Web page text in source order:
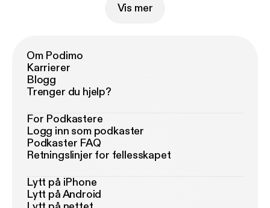
Vis mer
Om Podimo
Karrierer
Blogg
Trenger du hjelp?
For Podkastere
Logg inn som podkaster
Podkaster FAQ
Retningslinjer for fellesskapet
Lytt på iPhone
Lytt på Android